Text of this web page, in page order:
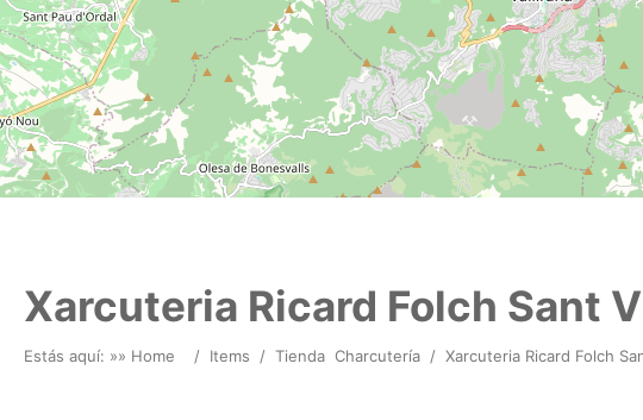
Xarcuteria Ricard Folch Sant
Estás aquí: »» Home / Items / Tienda Charcutería / Xarcuteria Ricard Folch